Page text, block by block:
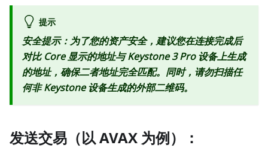
提示
安全提示：为了您的资产安全，建议您在连接完成后
对比 Core 显示的地址与 Keystone 3 Pro 设备上生成
的地址，确保二者地址完全匹配。同时，请勿扫描任
何非 Keystone 设备生成的外部二维码。
发送交易（以 AVAX 为例）：